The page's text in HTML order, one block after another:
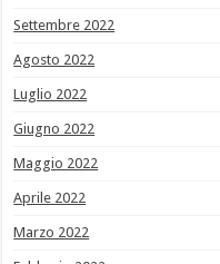
Settembre 2022
Agosto 2022
Luglio 2022
Giugno 2022
Maggio 2022
Aprile 2022
Marzo 2022